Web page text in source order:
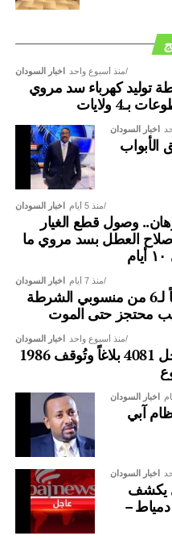
اخبار السودان منذ أسبوع واحد
توليد كهرباء سد مروي
ولايات
اخبار السودان
الأبواب
اخبار السودان منذ 5 أيام
وصول قطع الغيار
إصلاح العطل بسد مروي ما
اخبار السودان منذ 7 أيام
الإعدام قصاصاً لـ6 من منسوبي الشرطة
محتجز حتى الموت
اخبار السودان منذ أسبوع واحد
الخرطوم تسجل 4081 بلاغاً وتُوقف 1986
اخبار السودان
آبي
اخبار السودان
يكشف
–